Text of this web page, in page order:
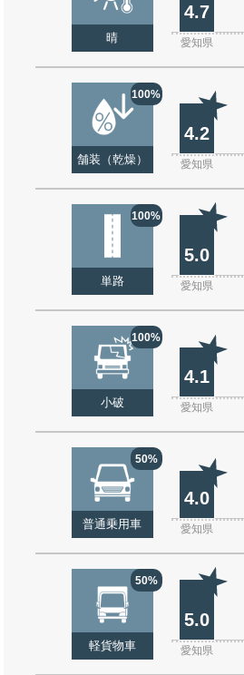
晴
4.7
愛知県
100%
舗装（乾燥）
4.2
愛知県
100%
単路
5.0
愛知県
100%
小破
4.1
愛知県
50%
普通乗用車
4.0
愛知県
50%
軽貨物車
5.0
愛知県